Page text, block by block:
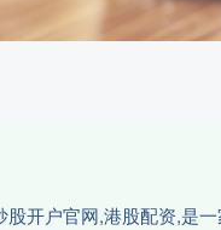
开户官网,港股配资,是